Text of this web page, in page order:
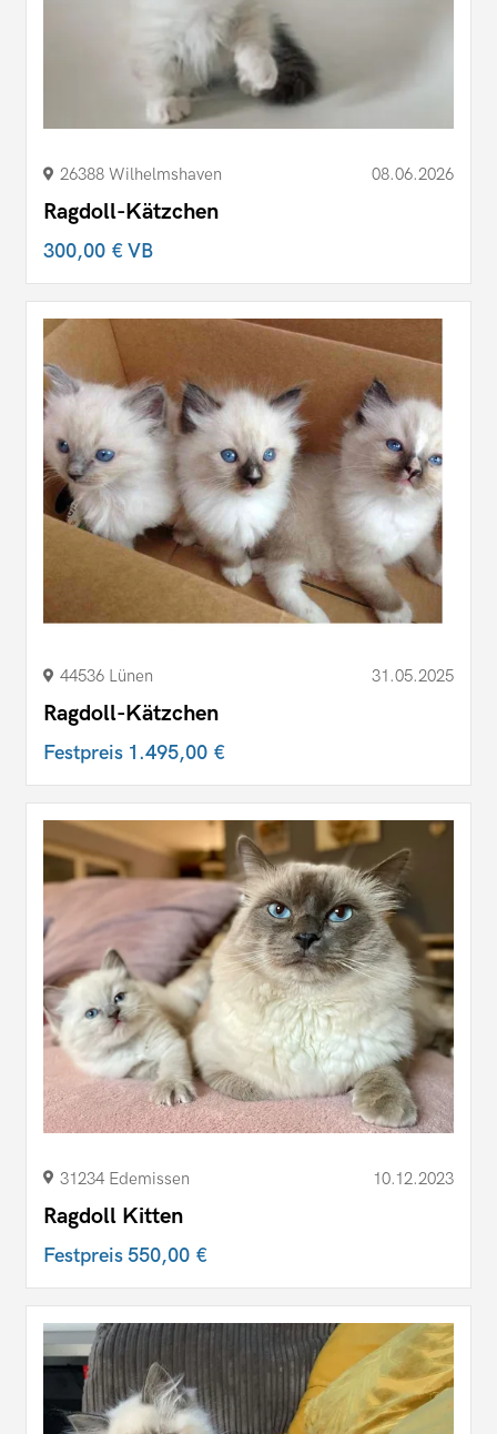
26388 Wilhelmshaven 08.06.2026
Ragdoll-Kätzchen
300,00 €VB
44536 Lünen 31.05.2025
Ragdoll-Kätzchen
Festpreis 1.495,00 €
31234 Edemissen 10.12.2023
Ragdoll Kitten
Festpreis550,00 €